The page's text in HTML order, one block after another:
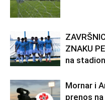
ZNAKU
na
Mornar i
prenos